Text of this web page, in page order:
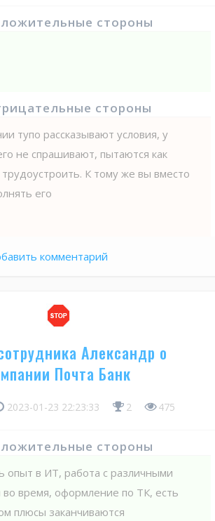
стороны
стороны
тупо рассказывают условия, у
не спрашивают, пытаются как
К тому же вы вместо
его
комментарий
Александр о
Почта Банк
2023-01-23 22:23:33 2 475
стороны
опыт в ИТ, работа с различными
во время, оформление по ТК, есть
плюсы заканчиваются